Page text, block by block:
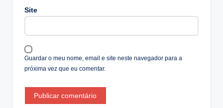
Site
Guardar o meu nome, email e site neste navegador para a
próxima vez que eu comentar.
ti
e
: